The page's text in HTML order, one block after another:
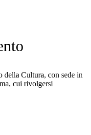
della Cultura, con sede in
cui rivolgersi